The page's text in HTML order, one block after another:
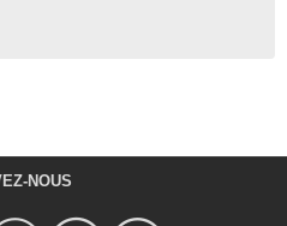
NOUS